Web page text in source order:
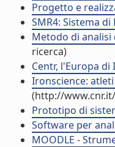
Progetto e
SMR4: Sistema
Metodo di
ricerca)
Centr, l'Europa
Ironscience:
(http://
Prototipo di
Software per
MOODLE -